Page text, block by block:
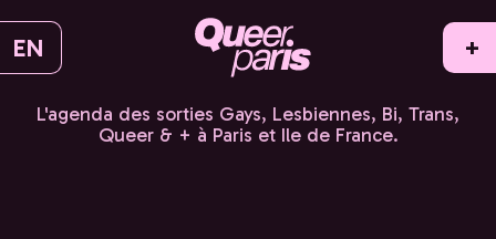
EN +
L'agenda des sorties Gays, Lesbiennes, Bi, Trans,
Queer & + à Paris et Ile de France.